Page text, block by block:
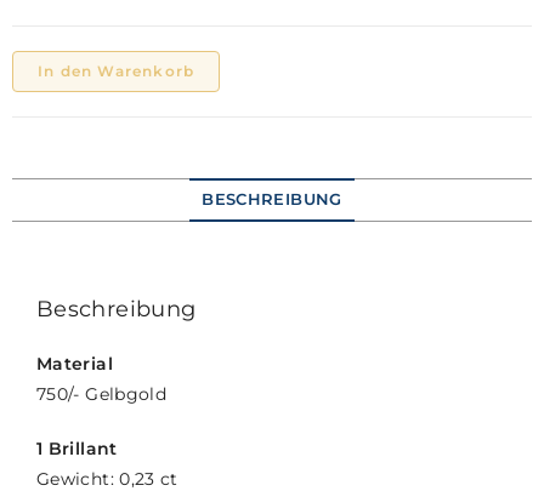
In den Warenkorb
BESCHREIBUNG
Beschreibung
Material
750/- Gelbgold
1 Brillant
Gewicht: 0,23 ct